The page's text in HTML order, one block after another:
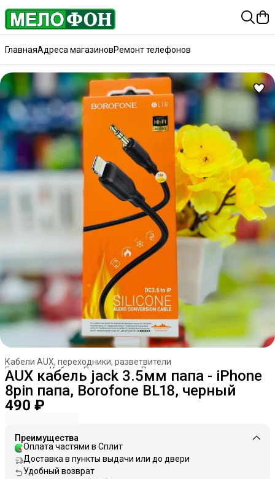
ГлавнаяАдреса магазиновРемонт телефонов
Кабели AUX, переходники, разветвители
Кабели. Переходники. Разветвители
Главная
AUX кабель jack 3.5мм папа - iPhone
8pin папа, Borofone BL18, черный
490 ₽
Преимущества
Оплата частями в Сплит
Доставка в пункты выдачи или до двери
Удобный возврат